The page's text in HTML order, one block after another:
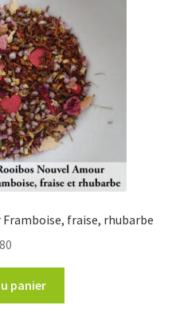
fraise, rhubarbe
panier